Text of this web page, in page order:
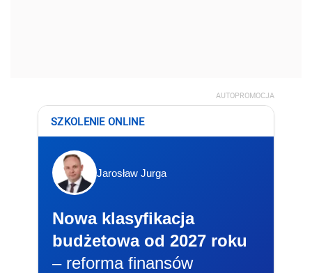
AUTOPROMOCJA
SZKOLENIE ONLINE
Jarosław Jurga
Nowa klasyfikacja
budżetowa od 2027 roku
– reforma finansów